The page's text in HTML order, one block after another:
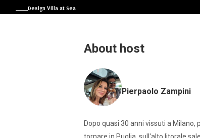
____Design Villa at Sea
About host
Pierpaolo Zampini
Dopo quasi 30 anni vissuti a
tornare in Puglia, sull'alto litorale